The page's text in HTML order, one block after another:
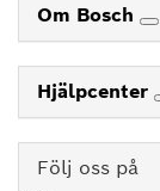
Om Bosch
Hjälpcenter
Följ oss på